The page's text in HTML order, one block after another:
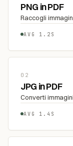
PNG in PDF
Raccogli
AVG 1.2S
02
JPG in PDF
Converti
AVG 1.4S